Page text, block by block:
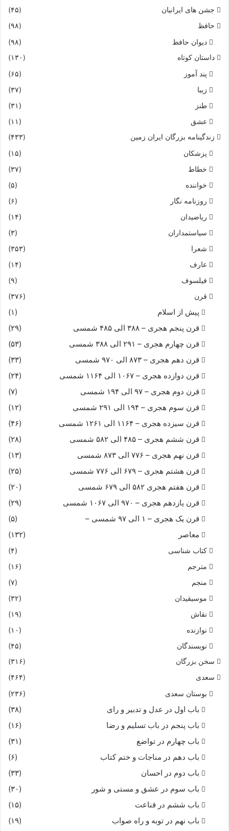
جشن های ایرانیان
(۴۵)
حافظ
(۹۸)
دیوان حافظ (۹۸)
داستان کوتاه (۱۳۰)
پند آموز
(۶۵)
زیبا
(۳۷)
طنز
(۳۱)
عشق
(۱۱)
زندگینامه بزرگان ایران زمین (۴۳۳)
پزشکان
(۱۵)
خطاط
(۳۷)
خواننده
(۵)
روزنامه نگار
(۶)
ریاضیدان
(۱۴)
سیاستمداران
(۳)
شعرا
(۳۵۳)
عارف
(۱۴)
فیلسوف
(۹)
قرن
(۳۷۶)
پیش از اسلام
(۱)
قرن پنجم هجری – ۳۸۸ الی ۴۸۵ شمسی
(۲۹)
قرن چهارم هجری – ۲۹۱ الی ۳۸۸ شمسی
(۵۳)
قرن دهم هجری – ۸۷۳ الی ۹۷۰ شمسی
(۳۳)
قرن دوازده هجری – ۱۰۶۷ الی ۱۱۶۴ شمسی
(۲۴)
قرن دوم هجری – ۹۷ الی ۱۹۴ شمسی
(۷)
قرن سوم هجری – ۱۹۴ الی ۲۹۱ شمسی
(۱۲)
قرن سیزده هجری – ۱۱۶۴ الی ۱۲۶۱ شمسی
(۴۶)
قرن ششم هجری – ۴۸۵ الی ۵۸۲ شمسی
(۲۸)
قرن نهم هجری – ۷۷۶ الی ۸۷۳ شمسی
(۱۳)
قرن هشتم هجری – ۶۷۹ الی ۷۷۶ شمسی
(۲۵)
قرن هفتم هجری ۵۸۲ الی ۶۷۹ شمسی
(۲۰)
قرن یازدهم هجری – ۹۷۰ الی ۱۰۶۷ شمسی
(۲۹)
قرن یک هجری – ۱ الی ۹۷ شمسی –
(۵)
معاصر
(۱۳۲)
کتاب شناسی
(۴)
مترجم
(۱۶)
منجم
(۷)
موسیقیدان
(۳۲)
نقاش
(۱۹)
نوازنده
(۱۰)
نویسندگان
(۴۵)
سخن بزرگان
(۳۱۶)
سعدی
(۴۶۴)
بوستان سعدی (۲۳۶)
باب اول در عدل و تدبیر و رای
(۳۸)
باب پنجم در باب تسلیم و رضا
(۱۶)
باب چهارم در تواضع
(۳۱)
باب دهم در مناجات و ختم کتاب
(۶)
باب دوم در احسان
(۳۳)
باب سوم در عشق و مستی و شور
(۳۰)
باب ششم در قناعت
(۱۵)
باب نهم در توبه و راه صواب
(۱۹)